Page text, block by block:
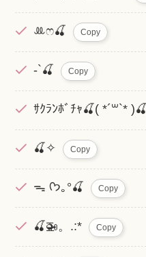
ꔛෆ🍒 Copy
-`🍒 Copy
ｻｸﾗﾝﾎﾞﾁｬ🍒( *´꒳`* )🍒
🍒✧ Copy
ᯓ ᡣ𐭩｡°🍒 Copy
🍒🚁。.:* Copy